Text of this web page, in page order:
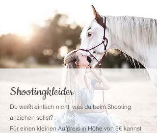
Shootingkleider
Du weißt einfach nicht, was du beim Shooting
anziehen sollst?
Für einen kleinen Aufpreis in Höhe von 5€ kannst